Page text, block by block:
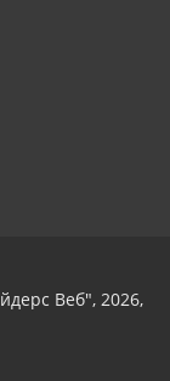
Веб", 2026,